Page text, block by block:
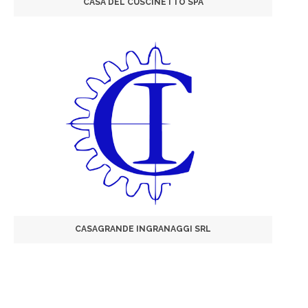
CASA DEL CUSCINETTO SPA
CASAGRANDE INGRANAGGI SRL